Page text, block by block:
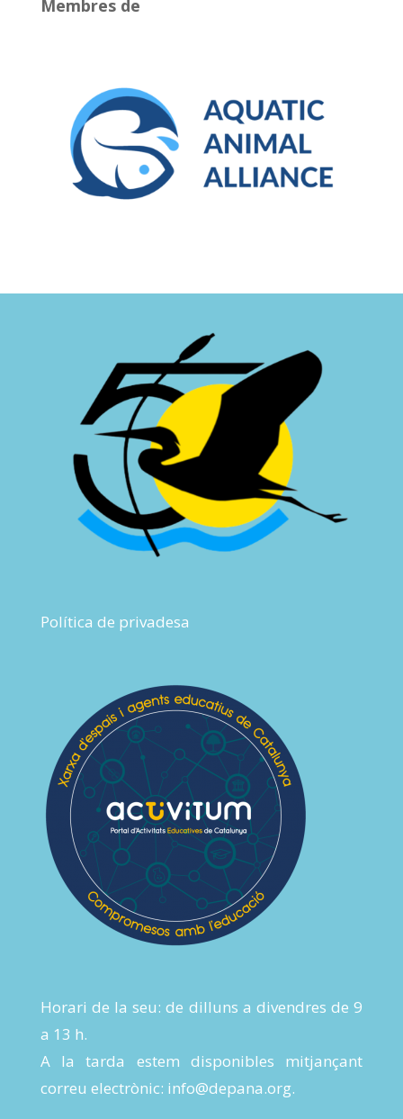
Membres de
Política de privadesa
Horari de la seu: de dilluns a divendres de 9
a 13 h.
A la tarda estem disponibles mitjançant
correu electrònic: info@depana.org.